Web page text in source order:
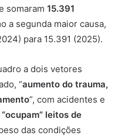
somaram 15.391
a segunda maior causa,
para 15.391 (2025).
a dois vetores
“aumento do trauma,
”, com acidentes e
“ocupam” leitos de
das condições